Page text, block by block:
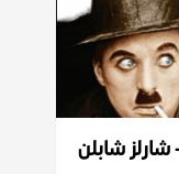
شابلن